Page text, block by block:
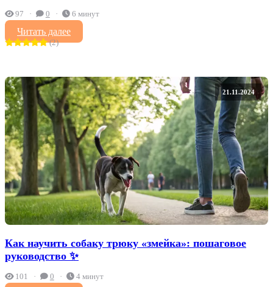
97 0 6 минут
Читать далее
(2)
21.11.2024
Как научить собаку трюку «змейка»: пошаговое
руководство ✨
101 0 4 минут